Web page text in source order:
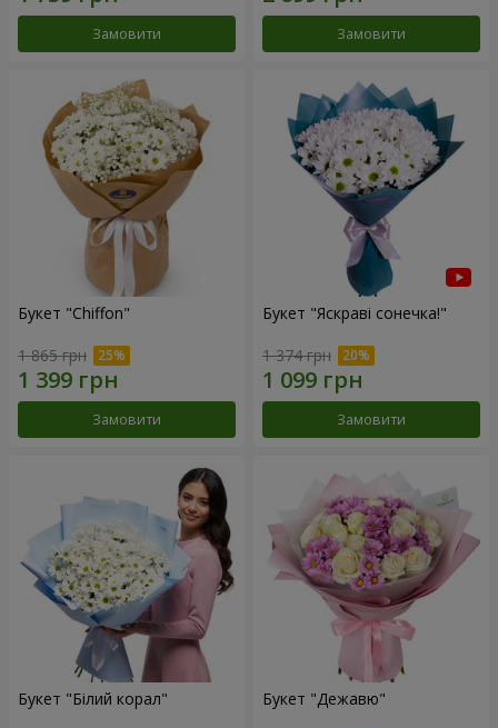
Замовити Замовити
Букет "Chiffon"
1 865 грн
Замовити
Букет "Яскраві сонечка!"
1 374 грн
Замовити
Букет "Білий корал" Букет "Дежавю"